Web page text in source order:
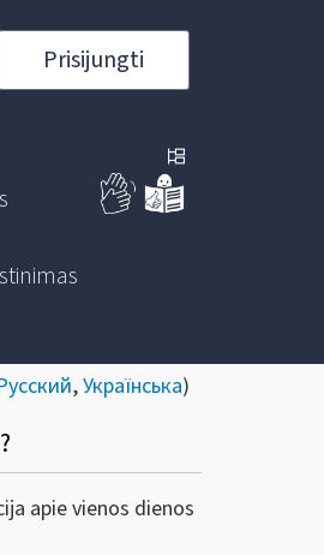
Prisijungti
,Українська)
apie vienos dienos